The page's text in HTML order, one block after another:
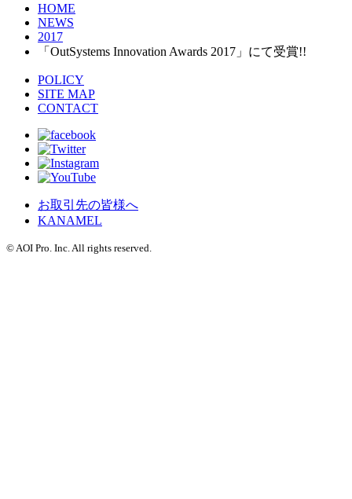
HOME
NEWS
2017
「OutSystems Innovation Awards 2017」にて受賞!!
POLICY
SITE MAP
CONTACT
お取引先の皆様へ
KANAMEL
© AOI Pro. Inc. All rights reserved.